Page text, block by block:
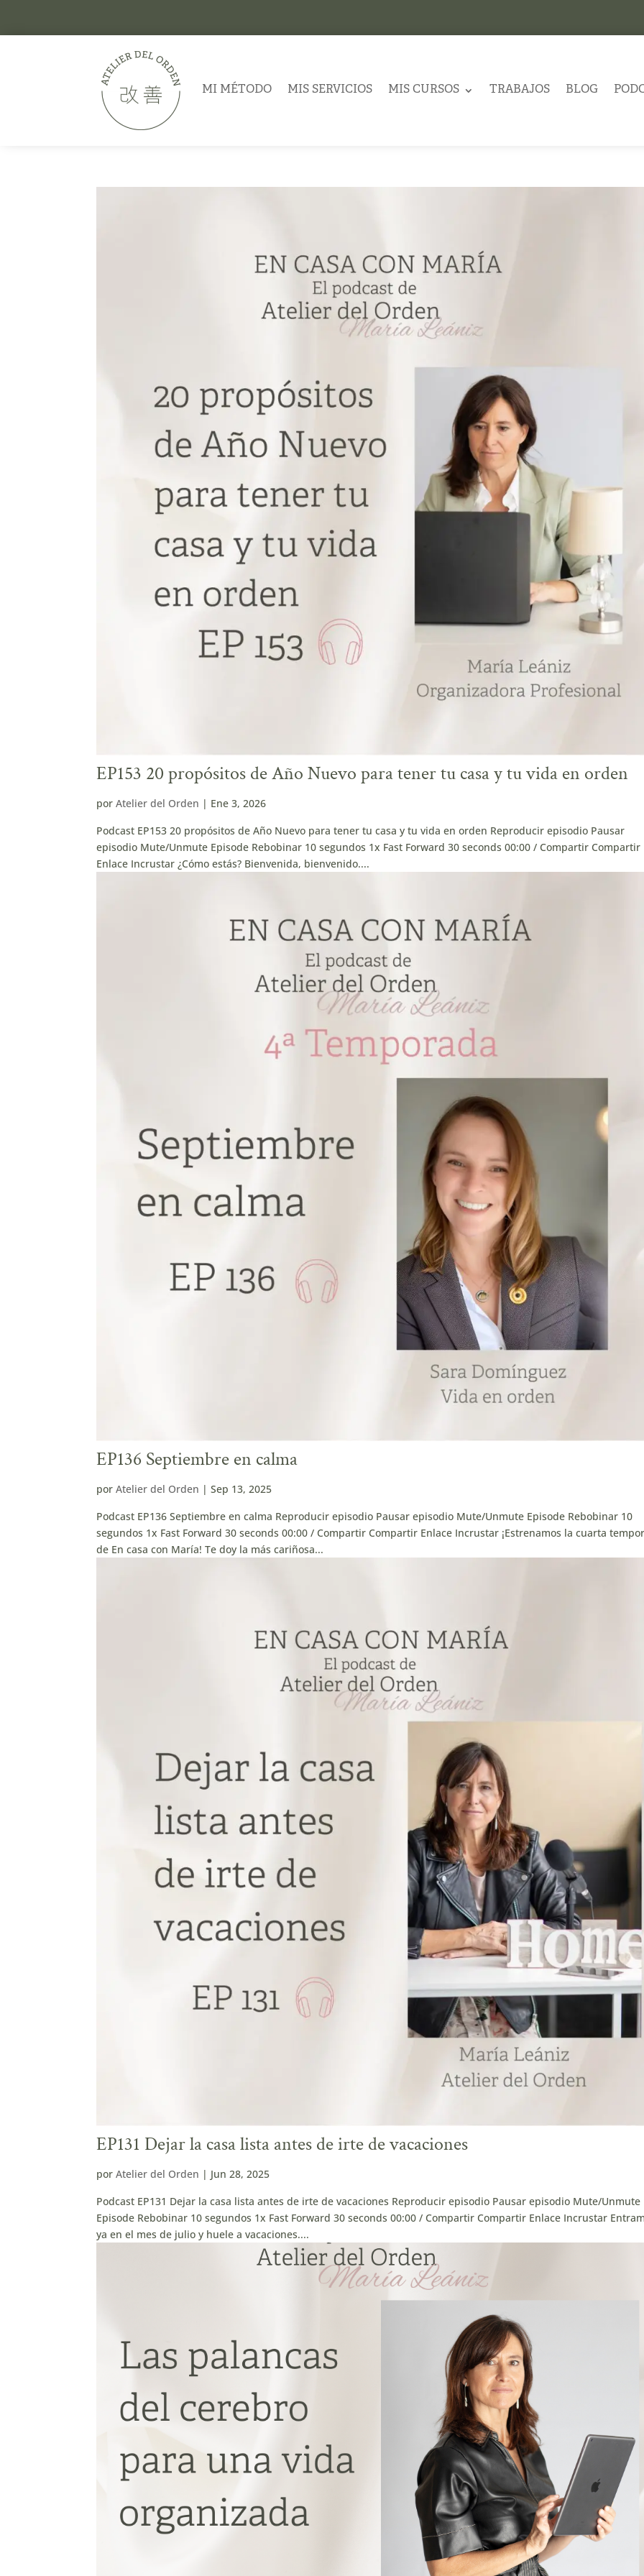
MI MÉTODO MIS SERVICIOS MIS CURSOS TRABAJOS BLOG
EP153 20 propósitos de Año Nuevo para tener tu casa y tu vida en orden
porAtelier del Orden | Ene 3, 2026
Podcast EP153 20 propósitos de Año Nuevo para tener tu casa y tu vida en orden Reproducir episodio Pausar
episodio Mute/Unmute Episode Rebobinar 10 segundos 1x Fast Forward 30 seconds 00:00 / Compartir Compartir
Enlace Incrustar ¿Cómo estás? Bienvenida, bienvenido....
EP136 Septiembre en calma
porAtelier del Orden |Sep 13, 2025
Podcast EP136 Septiembre en calma Reproducir episodio Pausar episodio Mute/Unmute Episode Rebobinar 10
segundos 1x Fast Forward 30 seconds 00:00 / Compartir Compartir Enlace Incrustar ¡Estrenamos la cuarta
de En casa con María! Te doy la más cariñosa...
EP131 Dejar la casa lista antes de irte de vacaciones
porAtelier del Orden | Jun 28, 2025
Podcast EP131 Dejar la casa lista antes de irte de vacaciones Reproducir episodio Pausar episodio Mute/Unmute
Episode Rebobinar 10 segundos 1x Fast Forward 30 seconds 00:00 / Compartir Compartir Enlace Incrustar
ya en el mes de julio y huele a vacaciones....